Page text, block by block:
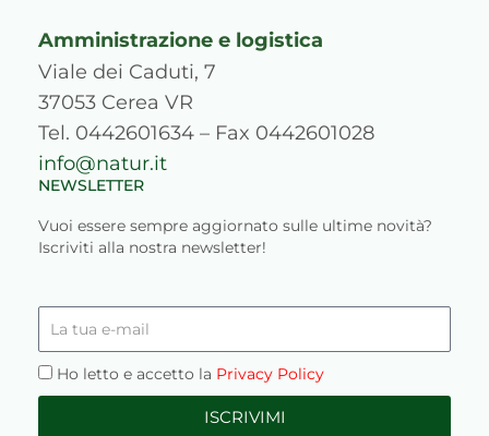
Amministrazione e logistica
Viale dei Caduti, 7
37053 Cerea VR
Tel. 0442601634 – Fax 0442601028
info@natur.it
NEWSLETTER
Vuoi essere sempre aggiornato sulle ultime novità?
Iscriviti alla nostra newsletter!
tua
mail
Privacy
Ho letto e accetto la Privacy Policy
ISCRIVIMI